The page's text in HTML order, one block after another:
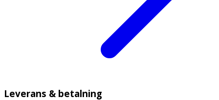
Leverans & betalning